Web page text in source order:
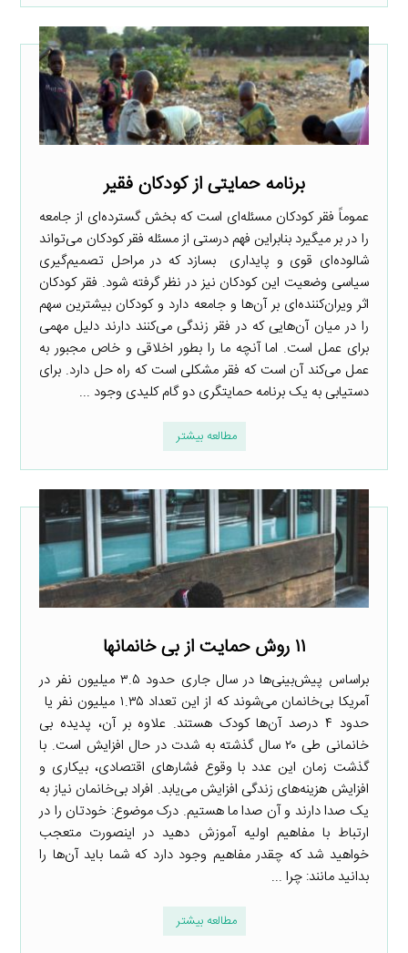
برنامه حمایتی از کودکان فقیر
عموماً فقر کودکان مسئله‌ای است که بخش گسترده‌ای از جامعه
را در بر میگیرد بنابراین فهم درستی از مسئله فقر کودکان می‌تواند
شالوده‌ای قوی و پایداری بسازد که در مراحل تصمیم‌گیری
سیاسی وضعیت این کودکان نیز در نظر گرفته شود. فقر کودکان
اثر ویران‌کننده‌ای بر آن‌ها و جامعه دارد و کودکان بیشترین سهم
را در میان آن‌هایی که در فقر زندگی می‌کنند دارند دلیل مهمی
برای عمل است. اما آنچه ما را بطور اخلاقی و خاص مجبور به
عمل می‌کند آن است که فقر مشکلی است که راه حل دارد. برای
دستیابی به یک برنامه حمایتگری دو گام کلیدی وجود ...
مطالعه بیشتر
۱۱ روش حمایت از بی خانمان­ها
براساس پیش‌بینی‌ها در سال جاری حدود ۳.۵ میلیون نفر در
آمریکا بی‌خانمان می‌شوند که از این تعداد ۱.۳۵ میلیون نفر یا
حدود ۴ درصد آن‌ها کودک هستند. علاوه بر آن، پدیده بی
خانمانی طی ۲۰ سال گذشته به شدت در حال افزایش است. با
گذشت زمان این عدد با وقوع فشارهای اقتصادی، بیکاری و
افزایش هزینه‌های زندگی افزایش می‌یابد. افراد بی‌خانمان نیاز به
یک صدا دارند و آن صدا ما هستیم. درک موضوع: خودتان را در
ارتباط با مفاهیم اولیه آموزش دهید در اینصورت متعجب
خواهید شد که چقدر مفاهیم وجود دارد که شما باید آن‌ها را
بدانید مانند: چرا ...
مطالعه بیشتر